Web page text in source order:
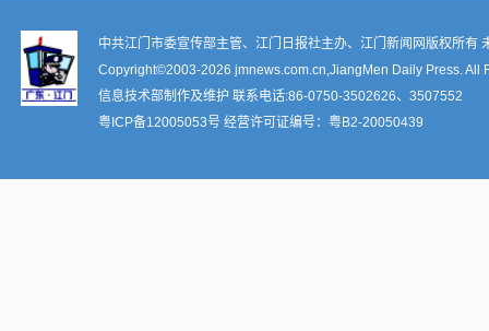
中共江门市委宣传部主管、江门日报社主办、江门新闻网版权所有
Copyright©2003-2026 jmnews.com.cn,JiangMen Daily Press. All
信息技术部制作及维护 联系电话:86-0750-3502626、3507552
粤ICP备12005053号 经营许可证编号： 粤B2-20050439